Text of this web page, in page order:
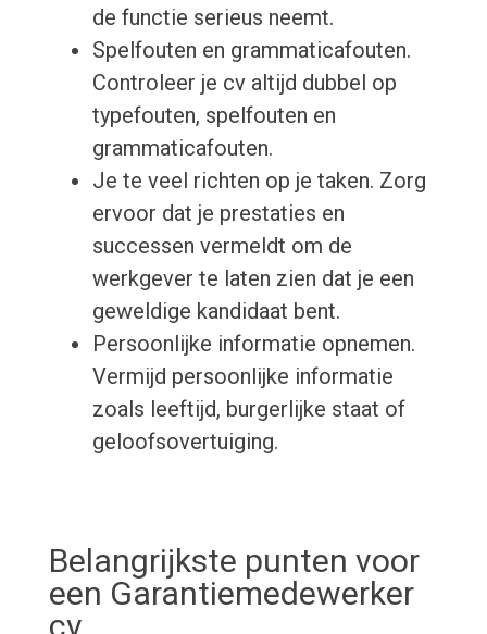
de functie serieus neemt.
Spelfouten en grammaticafouten.
Controleer je cv altijd dubbel op
typefouten, spelfouten en
grammaticafouten.
Je te veel richten op je taken. Zorg
ervoor dat je prestaties en
successen vermeldt om de
werkgever te laten zien dat je een
geweldige kandidaat bent.
Persoonlijke informatie opnemen.
Vermijd persoonlijke informatie
zoals leeftijd, burgerlijke staat of
geloofsovertuiging.
Belangrijkste punten voor
een Garantiemedewerker
cv